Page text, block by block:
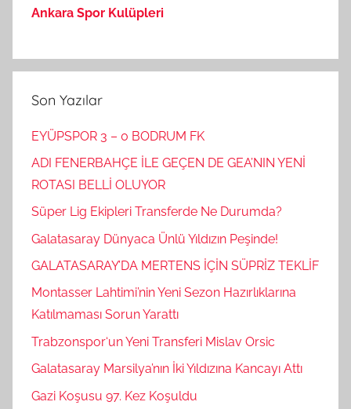
Ankara Spor Kulüpleri
Son Yazılar
EYÜPSPOR 3 – 0 BODRUM FK
ADI FENERBAHÇE İLE GEÇEN DE GEA’NIN YENİ
ROTASI BELLİ OLUYOR
Süper Lig Ekipleri Transferde Ne Durumda?
Galatasaray Dünyaca Ünlü Yıldızın Peşinde!
GALATASARAY’DA MERTENS İÇİN SÜPRİZ TEKLİF
Montasser Lahtimi’nin Yeni Sezon Hazırlıklarına
Katılmaması Sorun Yarattı
Trabzonspor‘un Yeni Transferi Mislav Orsic
Galatasaray Marsilya’nın İki Yıldızına Kancayı Attı
Gazi Koşusu 97. Kez Koşuldu